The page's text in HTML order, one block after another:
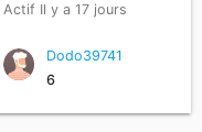
d'argent je
servira à octroyer
moyens et
euros à
Actif Il y a 17 jours
Dodo39741
6